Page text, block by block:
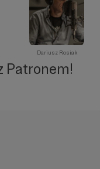
Dariusz Rosiak
Patronem!